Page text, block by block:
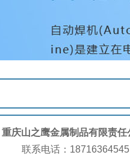
重庆山之鹰金属制品有限责任
联系电话：18716364545